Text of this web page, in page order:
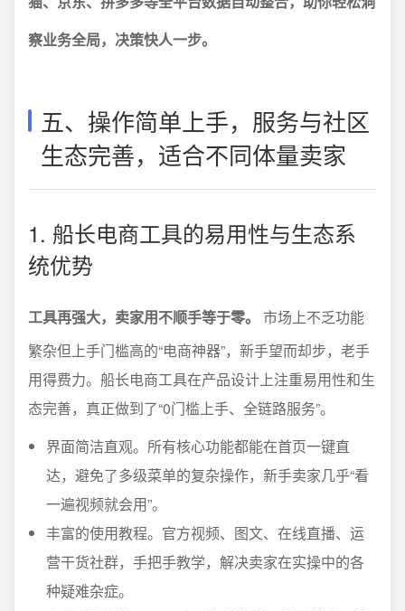
察业务全局，决策快人一步。
五、操作简单上手，服务与社区
生态完善，适合不同体量卖家
1. 船长电商工具的易用性与生态系
统优势
工具再强大，卖家用不顺手等于零。
市场上不乏功能
繁杂但上手门槛高的“电商神器”，新手望而却步，老手
用得费力。船长电商工具在产品设计上注重易用性和生
态完善，真正做到了“0门槛上手、全链路服务”。
界面简洁直观。所有核心功能都能在首页一键直
达，避免了多级菜单的复杂操作，新手卖家几乎“看
一遍视频就会用”。
丰富的使用教程。官方视频、图文、在线直播、运
营干货社群，手把手教学，解决卖家在实操中的各
种疑难杂症。